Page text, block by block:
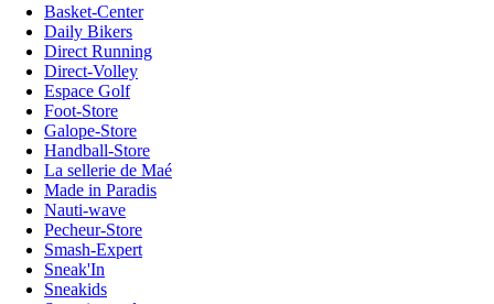
Basket-Center
Daily Bikers
Direct Running
Direct-Volley
Espace Golf
Foot-Store
Galope-Store
Handball-Store
La sellerie de Maé
Made in Paradis
Nauti-wave
Pecheur-Store
Smash-Expert
Sneak'In
Sneakids